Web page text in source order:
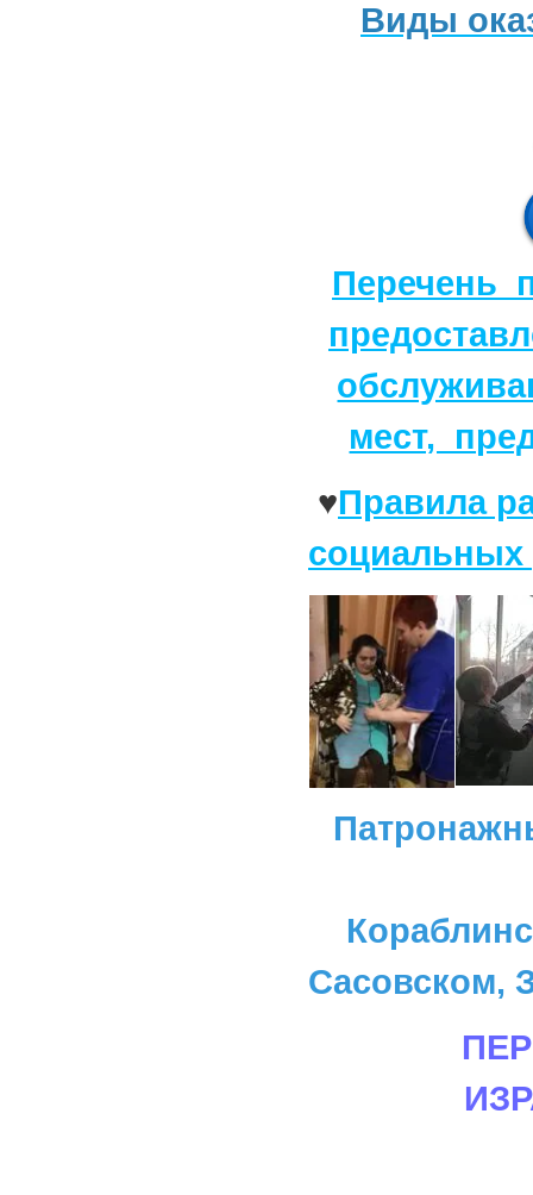
Виды
Перечень
мест,
♥Правила
социальных
Сасовском,